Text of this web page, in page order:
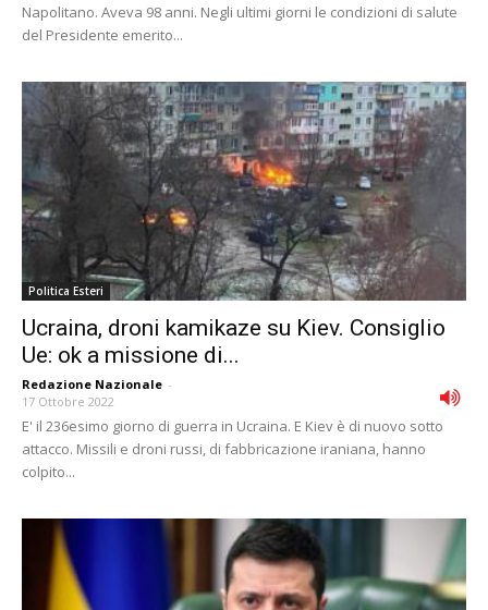
Napolitano. Aveva 98 anni. Negli ultimi giorni le condizioni di salute
del Presidente emerito...
Politica Esteri
Ucraina, droni kamikaze su Kiev. Consiglio
Ue: ok a missione di...
Redazione Nazionale -
17 Ottobre 2022
E' il 236esimo giorno di guerra in Ucraina. E Kiev è di nuovo sotto
attacco. Missili e droni russi, di fabbricazione iraniana, hanno
colpito...